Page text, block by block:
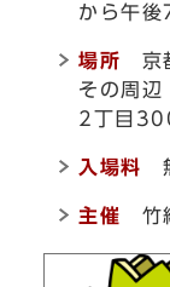
から午
場所 京
その周
2丁目
入場料
主催 竹